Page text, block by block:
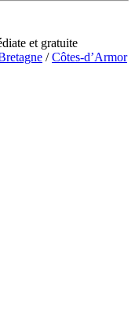
et gratuite
/Côtes-d’Armor